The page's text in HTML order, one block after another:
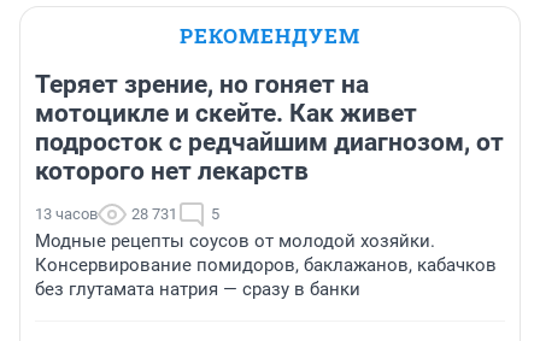
РЕКОМЕНДУЕМ
Теряет зрение, но гоняет на
мотоцикле и скейте. Как живет
подросток с редчайшим диагнозом, от
которого нет лекарств
13 часов 28 731 5
Модные рецепты соусов от молодой хозяйки.
Консервирование помидоров, баклажанов, кабачков
без глутамата натрия — сразу в банки